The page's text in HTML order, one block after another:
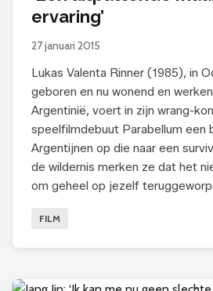
ervaring’
27 januari 2015
Lukas Valenta Rinner (1985), in
geboren en nu wonend en
Argentinië, voert in zijn wrang-
speelfilmdebuut Parabellum een
Argentijnen op die naar een
de wildernis merken ze dat het
om geheel op jezelf
FILM